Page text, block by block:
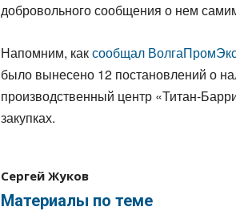
добровольного сообщения о нем
Напомним, каксообщал
было вынесено 12 постановлений о
производственный центр «Титан-
закупках.
Сергей Жуков
Материалы по теме